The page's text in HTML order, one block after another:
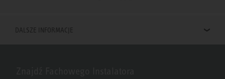
DALSZE INFORMACJE